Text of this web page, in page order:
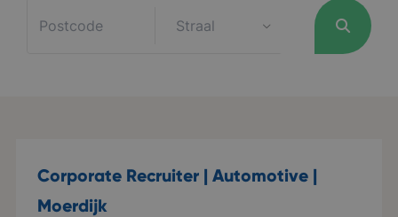
Corporate Recruiter | Automotive |
Moerdijk